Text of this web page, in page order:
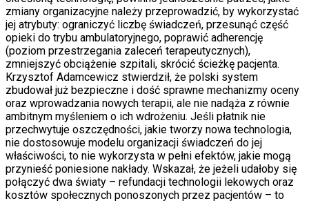
zmiany organizacyjne należy przeprowadzić, by wykorzystać
jej atrybuty: ograniczyć liczbę świadczeń, przesunąć część
opieki do trybu ambulatoryjnego, poprawić adherencję
(poziom przestrzegania zaleceń terapeutycznych),
zmniejszyć obciążenie szpitali, skrócić ścieżkę pacjenta.
Krzysztof Adamcewicz stwierdził, że polski system
zbudował już bezpieczne i dość sprawne mechanizmy oceny
oraz wprowadzania nowych terapii, ale nie nadąża z równie
ambitnym myśleniem o ich wdrożeniu. Jeśli płatnik nie
przechwytuje oszczędności, jakie tworzy nowa technologia,
nie dostosowuje modelu organizacji świadczeń do jej
właściwości, to nie wykorzysta w pełni efektów, jakie mogą
przynieść poniesione nakłady. Wskazał, że jeżeli udałoby się
połączyć dwa światy – refundacji technologii lekowych oraz
kosztów społecznych ponoszonych przez pacjentów – to